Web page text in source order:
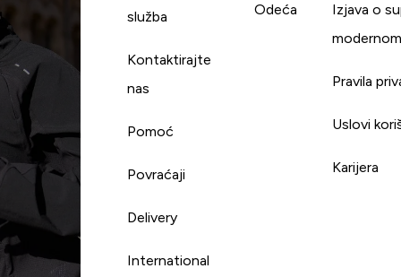
služba
Kontaktirajte
nas
Pomoć
Povraćaji
Delivery
International
Odeća
Izjava o
Pravila
Uslovi
Karijera